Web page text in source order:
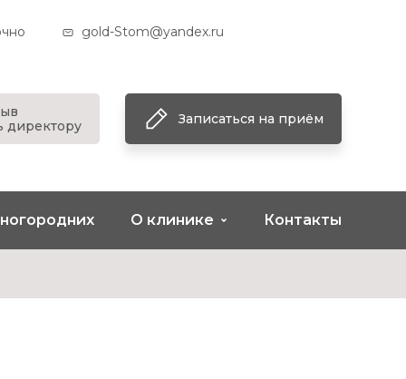
gold-Stom@yandex.ru
директору
Записаться на приём
О клинике Контакты